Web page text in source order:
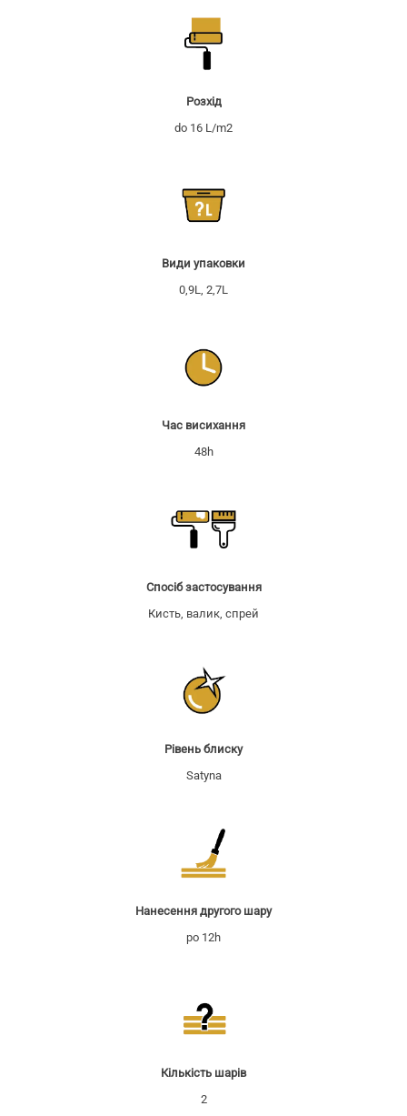
Pозхід
do 16 L/m2
Види упаковки
0,9L, 2,7L
Час висихання
48h
Спосіб застосування
Кисть, валик, спрей
Рівень блиску
Satyna
Нанесення другого шару
po 12h
Кількість шарів
2